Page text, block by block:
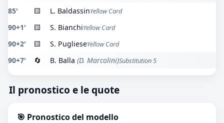
85' 🟨 L. BaldassinYellow Card
90+1' 🟨 S. BianchiYellow Card
90+2' 🟨 S. PuglieseYellow Card
90+7' 🔄 B. Balla (D. Marcolini)Substitution 5
Il pronostico e le quote
🎯 Pronostico del modello